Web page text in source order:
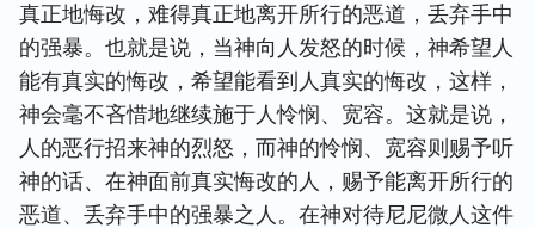
真正地悔改，难得真正地离开所行的恶道，丢弃手中
的强暴。也就是说，当神向人发怒的时候，神希望人
能有真实的悔改，希望能看到人真实的悔改，这样，
神会毫不吝惜地继续施于人怜悯、宽容。这就是说，
人的恶行招来神的烈怒，而神的怜悯、宽容则赐予听
神的话、在神面前真实悔改的人，赐予能离开所行的
恶道、丢弃手中的强暴之人。在神对待尼尼微人这件